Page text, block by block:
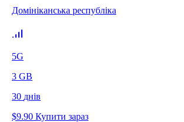
Домініканська республіка
5G
3 GB
30 днів
$9.90 Купити зараз